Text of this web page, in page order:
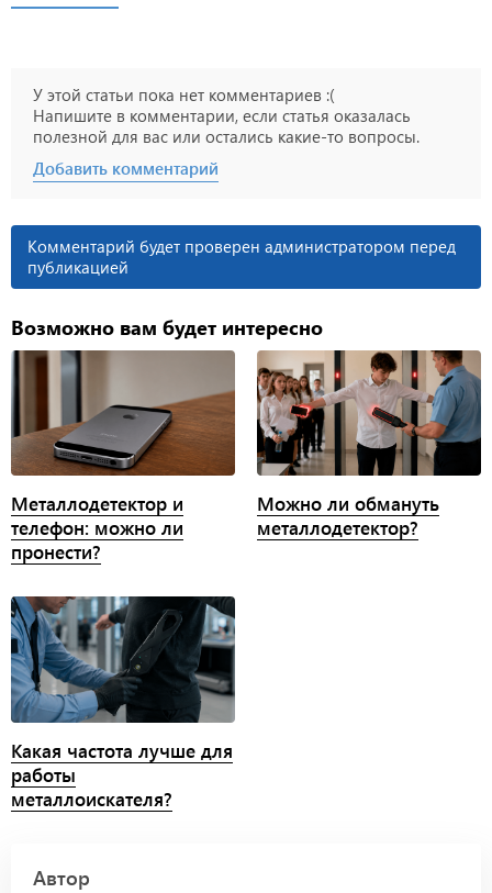
У этой статьи пока нет комментариев :(
Напишите в комментарии, если статья оказалась
полезной для вас или остались какие-то вопросы.
Добавить комментарий
Комментарий будет проверен администратором перед
публикацией
Возможно вам будет интересно
Металлодетектор и
телефон: можно ли
пронести?
Можно ли обмануть
металлодетектор?
Какая частота лучше для
работы
металлоискателя?
Автор